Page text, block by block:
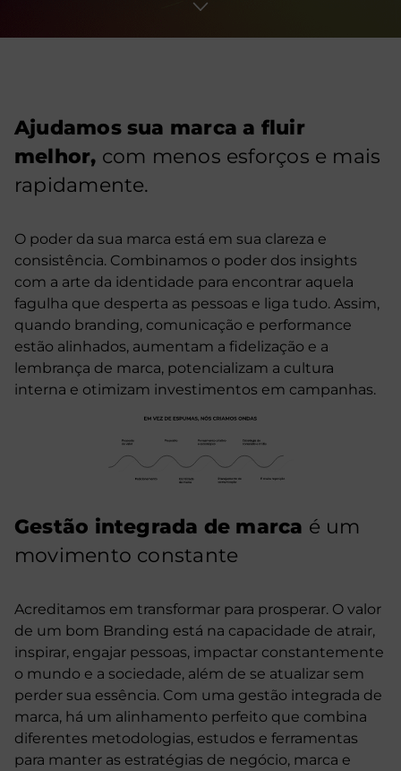
Ajudamos sua marca a fluir
melhor, com menos esforços e mais
rapidamente.
O poder da sua marca está em sua clareza e
consistência. Combinamos o poder dos insights
com a arte da identidade para encontrar aquela
fagulha que desperta as pessoas e liga tudo. Assim,
quando branding, comunicação e performance
estão alinhados, aumentam a fidelização e a
lembrança de marca, potencializam a cultura
interna e otimizam investimentos em campanhas.
Gestão integrada de marca é um
movimento constante
Acreditamos em transformar para prosperar. O valor
de um bom Branding está na capacidade de atrair,
inspirar, engajar pessoas, impactar constantemente
o mundo e a sociedade, além de se atualizar sem
perder sua essência. Com uma gestão integrada de
marca, há um alinhamento perfeito que combina
diferentes metodologias, estudos e ferramentas
para manter as estratégias de negócio, marca e